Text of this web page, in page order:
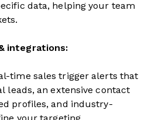
data, helping your team
integrations:
time sales trigger alerts that
leads, an extensive contact
profiles, and industry-
your targeting.